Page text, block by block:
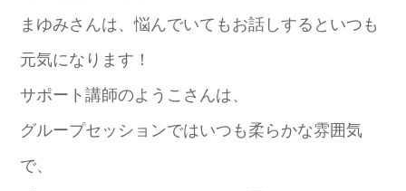
まゆみさんは、悩んでいてもお話しするといつも
元気になります！
サポート講師のようこさんは、
グループセッションではいつも柔らかな雰囲気
で、